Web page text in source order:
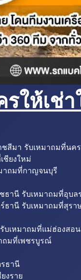
ให้เช่
สีมา รับเหมาถมที่นค
ชียงใหม่
าถมที่กาญจนบุรี
ธานี รับเหมาถมที่อุบล
ธานี รับเหมาถมที่สุรา
บเหมาถมที่แม่ฮ่องสอน
ถมที่เพชรบูรณ์
ธานี
งราย